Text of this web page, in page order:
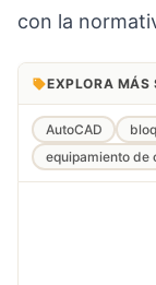
con la
EXPLORA MÁS
AutoCAD
equipamiento de